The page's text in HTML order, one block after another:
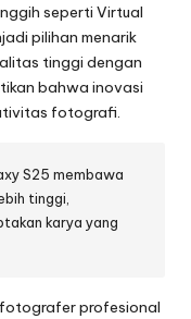
seperti Virtual
pilihan menarik
tinggi dengan
bahwa inovasi
fotografi.
S25 membawa
tinggi,
karya yang
profesional